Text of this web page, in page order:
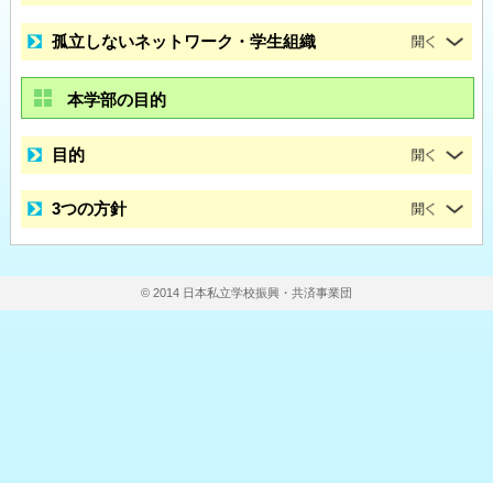
孤立しないネットワーク・学生組織
本学部の目的
目的
3つの方針
© 2014 日本私立学校振興・共済事業団